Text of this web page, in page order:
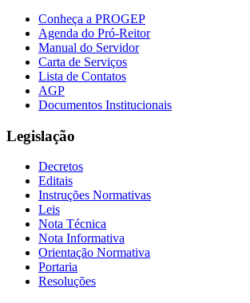
Conheça a PROGEP
Agenda do Pró-Reitor
Manual do Servidor
Carta de Serviços
Lista de Contatos
AGP
Documentos Institucionais
Legislação
Decretos
Editais
Instruções Normativas
Leis
Nota Técnica
Nota Informativa
Orientação Normativa
Portaria
Resoluções